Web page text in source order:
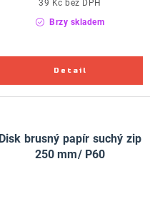
Brzy skladem
39 Kč bez DPH
Disk brusný papír suchý zip
250 mm/ P60